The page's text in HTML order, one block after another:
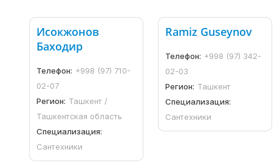
Исокжонов
Баходир
Телефон: +998 (97) 710-
02-07
Регион: Ташкент /
Ташкентская область
Специализация:
Сантехники
Ramiz Guseynov
Телефон: +998 (97) 342-
02-03
Регион: Ташкент
Специализация:
Сантехники